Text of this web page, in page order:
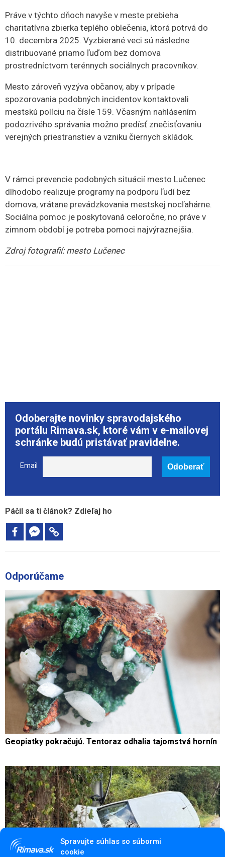
Spravujte súhlas so súbormi
cookie
Práve v týchto dňoch navyše v meste prebieha
charitatívna zbierka teplého oblečenia, ktorá potrvá do
10. decembra 2025. Vyzbierané veci sú následne
distribuované priamo ľuďom bez domova
prostredníctvom terénnych sociálnych pracovníkov.
Mesto zároveň vyzýva občanov, aby v prípade
spozorovania podobných incidentov kontaktovali
mestskú políciu na čísle 159. Včasným nahlásením
podozrivého správania možno predísť znečisťovaniu
verejných priestranstiev a vzniku čiernych skládok.
V rámci prevencie podobných situácií mesto Lučenec
dlhodobo realizuje programy na podporu ľudí bez
domova, vrátane prevádzkovania mestskej nocľahárne.
Sociálna pomoc je poskytovaná celoročne, no práve v
zimnom období je potreba pomoci najvýraznejšia.
Zdroj fotografií: mesto Lučenec
Odoberajte novinky spravodajského
portálu Rimava.sk, ktoré vám v e-mailovej
schránke budú pristávať pravidelne.
Email
Páčil sa ti článok? Zdieľaj ho
Odporúčame
Geopiatky pokračujú. Tentoraz odhalia tajomstvá hornín